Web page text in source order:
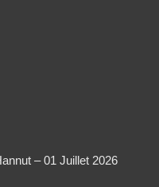
– 01 Juillet 2026